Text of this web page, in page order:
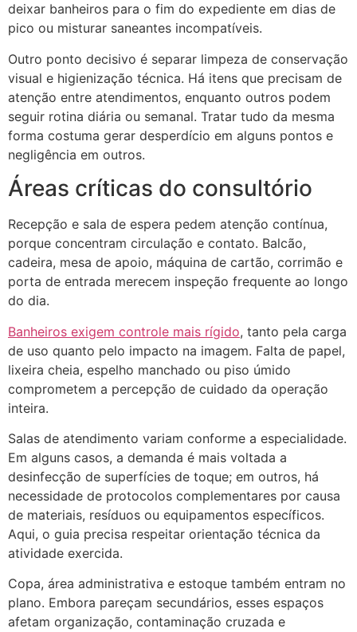
deixar banheiros para o fim do expediente em dias de
pico ou misturar saneantes incompatíveis.
Outro ponto decisivo é separar limpeza de conservação
visual e higienização técnica. Há itens que precisam de
atenção entre atendimentos, enquanto outros podem
seguir rotina diária ou semanal. Tratar tudo da mesma
forma costuma gerar desperdício em alguns pontos e
negligência em outros.
Áreas críticas do consultório
Recepção e sala de espera pedem atenção contínua,
porque concentram circulação e contato. Balcão,
cadeira, mesa de apoio, máquina de cartão, corrimão e
porta de entrada merecem inspeção frequente ao longo
do dia.
Banheiros exigem controle mais rígido, tanto pela carga
de uso quanto pelo impacto na imagem. Falta de papel,
lixeira cheia, espelho manchado ou piso úmido
comprometem a percepção de cuidado da operação
inteira.
Salas de atendimento variam conforme a especialidade.
Em alguns casos, a demanda é mais voltada a
desinfecção de superfícies de toque; em outros, há
necessidade de protocolos complementares por causa
de materiais, resíduos ou equipamentos específicos.
Aqui, o guia precisa respeitar orientação técnica da
atividade exercida.
Copa, área administrativa e estoque também entram no
plano. Embora pareçam secundários, esses espaços
afetam organização, contaminação cruzada e